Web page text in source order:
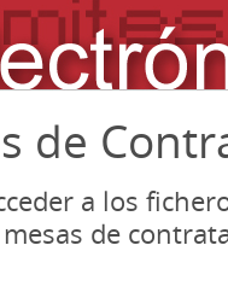
de
a los
de